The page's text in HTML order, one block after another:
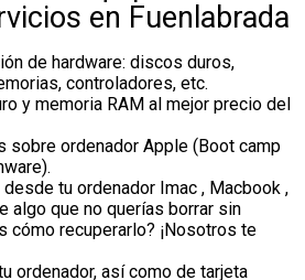
en Fuenlabrada
de hardware: discos duros,
controladores, etc.
y memoria RAM al mejor precio del
sobre ordenador Apple (Boot camp
tu ordenador Imac , Macbook ,
algo que no querías borrar sin
cómo recuperarlo? ¡Nosotros te
ordenador, así como de tarjeta